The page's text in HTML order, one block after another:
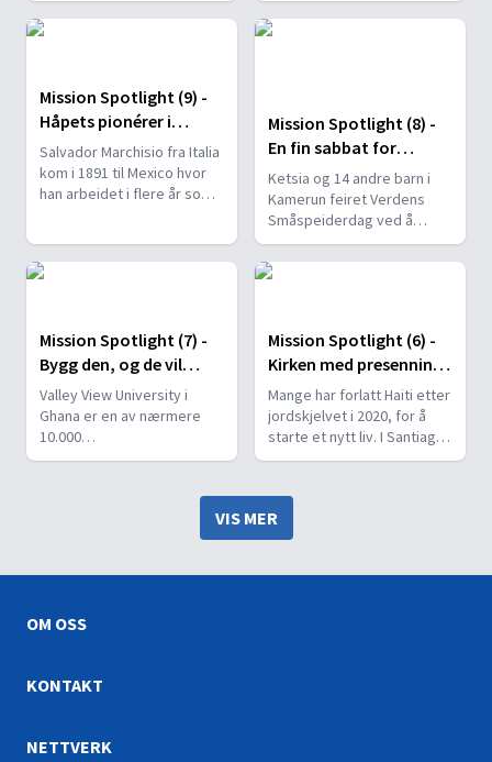
Frauchiger som var viktig i
Europa og Midtøsten.
Mission Spotlight (9) -
Håpets pionérer i
Mexico
Salvador Marchisio fra Italia
kom i 1891 til Mexico hvor
han arbeidet i flere år som
adventister i landet.
Mission Spotlight (8) -
En fin sabbat for
Småspeiderne
Ketsia og 14 andre barn i
Kamerun feiret Verdens
Småspeiderdag ved å
besøke et barnehjem,
synge for barna og gi dem
gaver.
Mission Spotlight (7) -
Bygg den, og de vil
komme
Valley View University i
Ghana er en av nærmere
10.000
utdanningsinstitusjoner
Mission Spotlight (6) -
Kirken med presenning
tak
Mange har forlatt Haiti etter
jordskjelvet i 2020, for å
starte et nytt liv. I Santiago
møtes en gruppe hver
forhold.
VIS MER
OM OSS
KONTAKT
NETTVERK